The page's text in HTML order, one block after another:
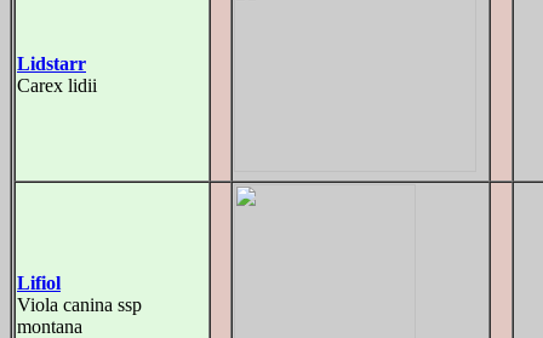
Lidstarr
Carex lidii
Lifiol
Viola canina ssp
montana